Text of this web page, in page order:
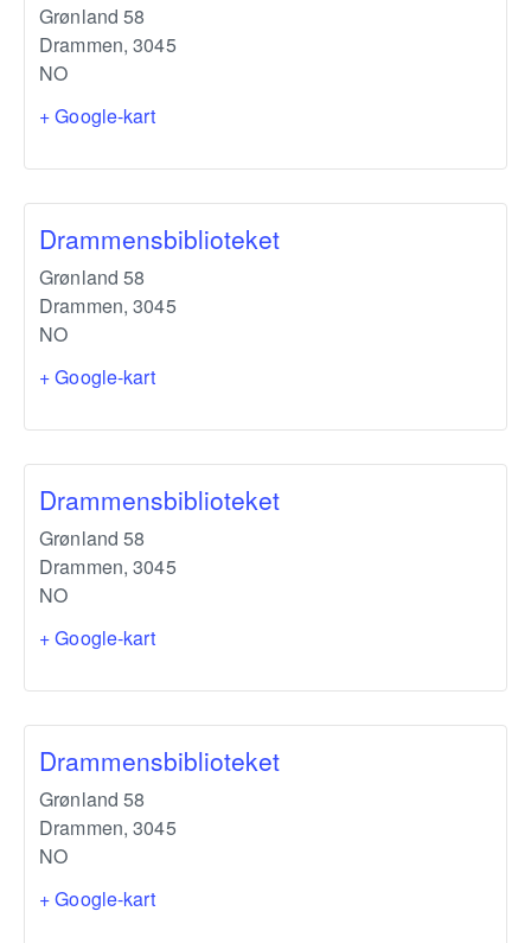
Grønland 58
Drammen, 3045
NO
+ Google-kart
Drammensbiblioteket
Grønland 58
Drammen, 3045
NO
+ Google-kart
Drammensbiblioteket
Grønland 58
Drammen, 3045
NO
+ Google-kart
Drammensbiblioteket
Grønland 58
Drammen, 3045
NO
+ Google-kart